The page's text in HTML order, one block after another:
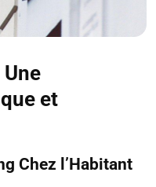
et
Chez l’Habitant